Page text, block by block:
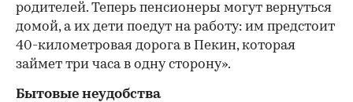
родителей. Теперь пенсионеры могут вернуться
домой, а их дети поедут на работу: им предстоит
40-километровая дорога в Пекин, которая
займет три часа в одну сторону».
Бытовые неудобства